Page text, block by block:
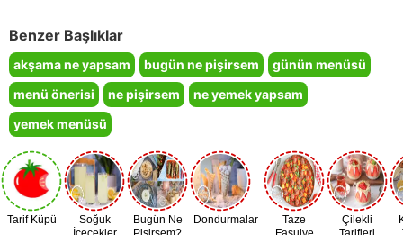
Benzer Başlıklar
akşama ne yapsam bugün ne pişirsem
günün menüsü
menü önerisi
ne pişirsem
ne yemek yapsam
yemek menüsü
Tarif Küpü
Soğuk
Bugün Ne
Dondurmalar
Taze
Çilekli